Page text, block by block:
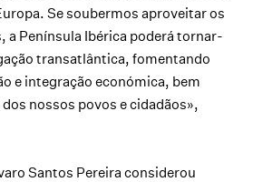
Se soubermos aproveitar os
a Península Ibérica poderá tornar-
transatlântica, fomentando
e integração económica, bem
nossos povos e cidadãos»,
Santos Pereira considerou